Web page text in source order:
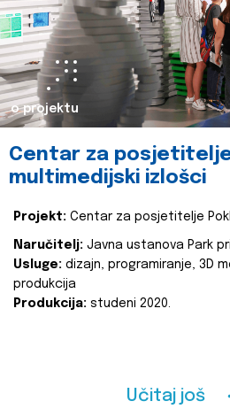
o projektu
Centar za posjetitelje
multimedijski izlošci
Projekt: Centar za posjetitelje
Naručitelj: Javna ustanova Park
Usluge: dizajn, programiranje, 3D
produkcija
Produkcija: studeni 2020.
Učitaj još